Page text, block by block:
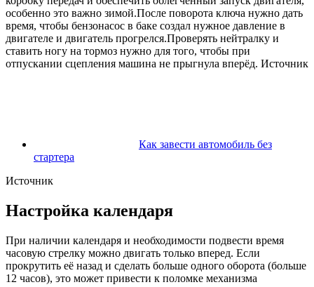
особенно это важно зимой.После поворота ключа нужно дать
время, чтобы бензонасос в баке создал нужное давление в
двигателе и двигатель прогрелся.Проверять нейтралку и
ставить ногу на тормоз нужно для того, чтобы при
отпускании сцепления машина не прыгнула вперёд. Источник
Как завести автомобиль без
стартера
Источник
Настройка календаря
При наличии календаря и необходимости подвести время
часовую стрелку можно двигать только вперед. Если
прокрутить её назад и сделать больше одного оборота (больше
12 часов), это может привести к поломке механизма